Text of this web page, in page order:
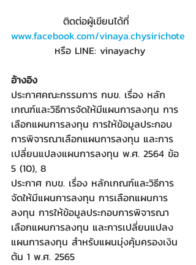
ติดต่อผู้เขียนได้ที่
www.facebook.com/vinaya.chysirichote
หรือ LINE: vinayachy
อ้างอิง
ประกาศคณะกรรมการ กบข. เรื่อง หลัก
เกณฑ์และวิธีการจัดให้มีแผนการลงทุน การ
เลือกแผนการลงทุน การให้ข้อมูลประกอบ
การพิจารณาเลือกแผนการลงทุน และการ
เปลี่ยนแปลงแผนการลงทุน พ.ศ. 2564 ข้อ
5 (10), 8
ประกาศ กบข. เรื่อง หลักเกณฑ์และวิธีการ
จัดให้มีแผนการลงทุน การเลือกแผนการ
ลงทุน การให้ข้อมูลประกอบการพิจารณา
เลือกแผนการลงทุน และการเปลี่ยนแปลง
แผนการลงทุน สำหรับแผนมุ่งคุ้มครองเงิน
ต้น 1 พ.ศ. 2565